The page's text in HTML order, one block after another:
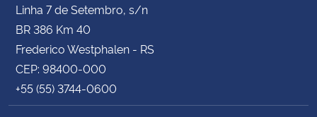
Linha 7 de Setembro, s/n
BR 386 Km 40
Frederico Westphalen - RS
CEP: 98400-000
+55 (55) 3744-0600